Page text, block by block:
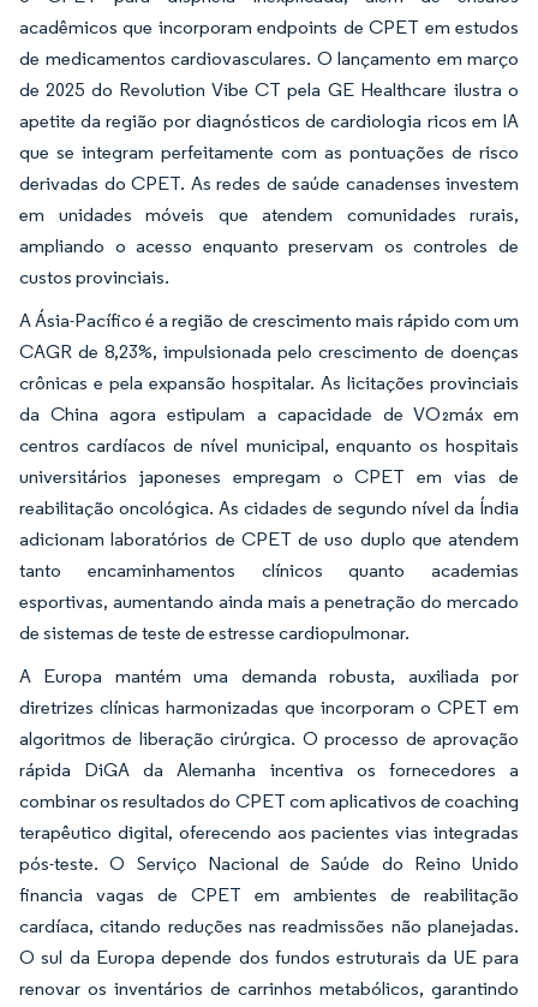
acadêmicos que incorporam endpoints de CPET em estudos
de medicamentos cardiovasculares. O lançamento em março
de 2025 do Revolution Vibe CT pela GE Healthcare ilustra o
apetite da região por diagnósticos de cardiologia ricos em IA
que se integram perfeitamente com as pontuações de risco
derivadas do CPET. As redes de saúde canadenses investem
em unidades móveis que atendem comunidades rurais,
ampliando o acesso enquanto preservam os controles de
custos provinciais.
A Ásia-Pacífico é a região de crescimento mais rápido com um
CAGR de 8,23%, impulsionada pelo crescimento de doenças
crônicas e pela expansão hospitalar. As licitações provinciais
da China agora estipulam a capacidade de VO₂máx em
centros cardíacos de nível municipal, enquanto os hospitais
universitários japoneses empregam o CPET em vias de
reabilitação oncológica. As cidades de segundo nível da Índia
adicionam laboratórios de CPET de uso duplo que atendem
tanto encaminhamentos clínicos quanto academias
esportivas, aumentando ainda mais a penetração do mercado
de sistemas de teste de estresse cardiopulmonar.
A Europa mantém uma demanda robusta, auxiliada por
diretrizes clínicas harmonizadas que incorporam o CPET em
algoritmos de liberação cirúrgica. O processo de aprovação
rápida DiGA da Alemanha incentiva os fornecedores a
combinar os resultados do CPET com aplicativos de coaching
terapêutico digital, oferecendo aos pacientes vias integradas
pós-teste. O Serviço Nacional de Saúde do Reino Unido
financia vagas de CPET em ambientes de reabilitação
cardíaca, citando reduções nas readmissões não planejadas.
O sul da Europa depende dos fundos estruturais da UE para
renovar os inventários de carrinhos metabólicos, garantindo